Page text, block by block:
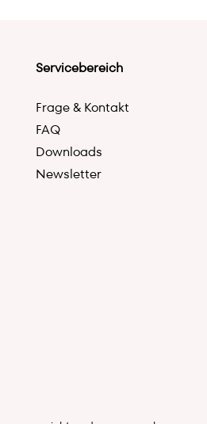
Servicebereich
Frage & Kontakt
FAQ
Downloads
Newsletter